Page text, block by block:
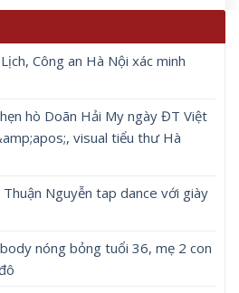
Công an Hà Nội xác minh
hò Doãn Hải My ngày ĐT Việt
visual tiểu thư Hà
Nguyễn tap dance với giày
nóng bỏng tuổi 36, mẹ 2 con